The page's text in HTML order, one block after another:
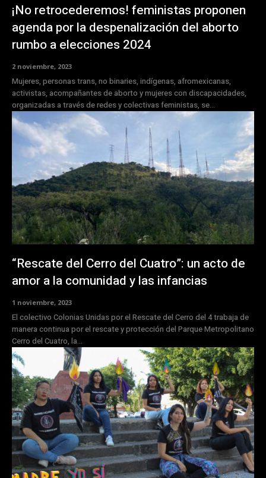
¡No retrocederemos! feministas proponen
agenda por la despenalización del aborto
rumbo a elecciones 2024
2 noviembre, 2023
Mujeres, personas trans, no binaries, indígenas, afromexicanas,
activistas, acompañantes de aborto y mujeres con discapacidades,
organizadas a través de redes y colectivas feministas, se...
“Rescate del Cerro del Cuatro”: un acto de
amor a la comunidad y las infancias
1 noviembre, 2023
El colectivo Colonias Unidas por el Rescate del Cerro del 4 trabaja de
manera continua por el rescate y protección del Parque Metropolitano
Cerro del Cuatro, la...